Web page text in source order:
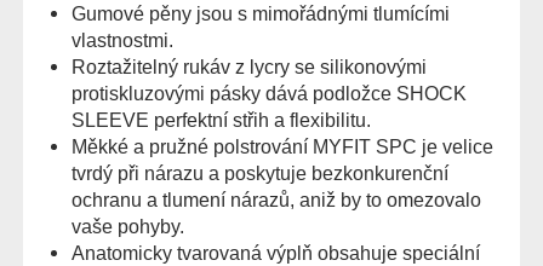
Gumové pěny jsou s mimořádnými tlumícími
vlastnostmi.
Roztažitelný rukáv z lycry se silikonovými
protiskluzovými pásky dává podložce SHOCK
SLEEVE perfektní střih a flexibilitu.
Měkké a pružné polstrování MYFIT SPC je velice
tvrdý při nárazu a poskytuje bezkonkurenční
ochranu a tlumení nárazů, aniž by to omezovalo
vaše pohyby.
Anatomicky tvarovaná výplň obsahuje speciální